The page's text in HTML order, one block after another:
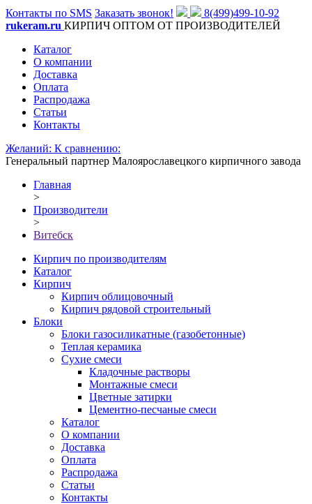
Контакты по SMS Заказать звонок!
8(499)499-10-92
rukeram.ru КИРПИЧ ОПТОМ ОТ ПРОИЗВОДИТЕЛЕЙ
Каталог
О компании
Доставка
Оплата
Распродажа
Статьи
Контакты
Желаний: К сравнению:
Генеральный партнер Малоярославецкого кирпичного завода
Главная
>
Производители
>
Витебск
Кирпич по производителям
Каталог
Кирпич
Кирпич облицовочный
Кирпич рядовой строительный
Блоки
Блоки газосиликатные (газобетонные)
Теплая керамика
Сухие смеси
Кладочные растворы
Монтажные смеси
Цветные затирки
Цементно-песчаные смеси
Каталог
О компании
Доставка
Оплата
Распродажа
Статьи
Контакты